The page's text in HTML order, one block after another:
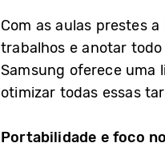
Com as aulas prestes
trabalhos e anotar
Samsung oferece uma
otimizar todas essas
Portabilidade e foco